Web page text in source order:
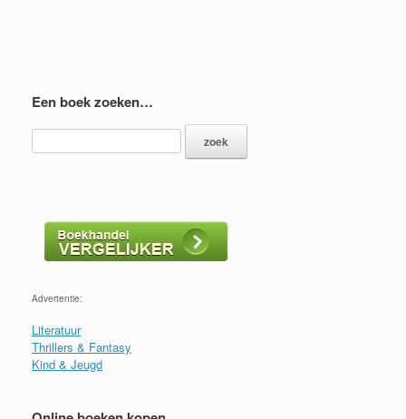
Een boek zoeken…
Advertentie:
Literatuur
Thrillers & Fantasy
Kind & Jeugd